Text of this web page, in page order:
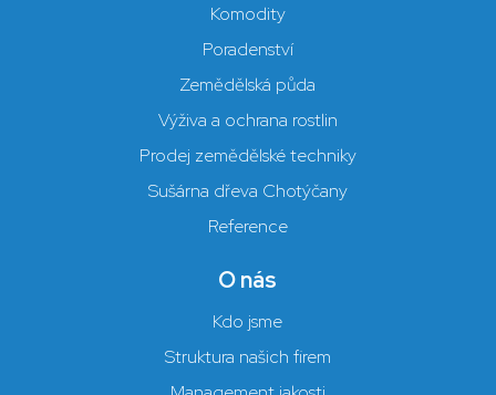
Komodity
Poradenství
Zemědělská půda
Výživa a ochrana rostlin
Prodej zemědělské techniky
Sušárna dřeva Chotýčany
Reference
O nás
Kdo jsme
Struktura našich firem